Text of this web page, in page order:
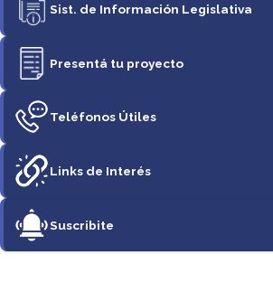
Sist. de Información Legislativa
Presentá tu proyecto
Teléfonos Útiles
Links de Interés
Suscribite